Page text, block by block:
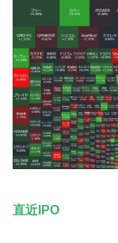
直近IPO